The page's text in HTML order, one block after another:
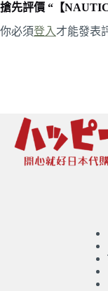
搶先評價 “【
你必須登入才能發表